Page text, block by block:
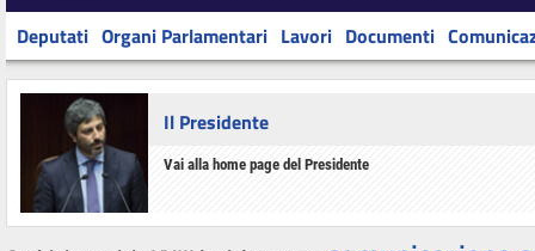
Deputati Organi Parlamentari Lavori Documenti
Il Presidente
Vai alla home page del Presidente